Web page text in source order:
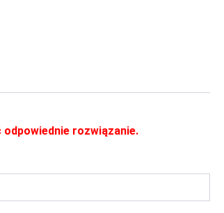
odpowiednie rozwiązanie.